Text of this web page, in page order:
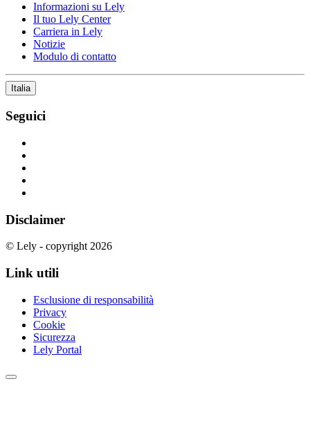
Informazioni su Lely
Il tuo Lely Center
Carriera in Lely
Notizie
Modulo di contatto
Italia
Seguici
Disclaimer
© Lely - copyright 2026
Link utili
Esclusione di responsabilità
Privacy
Cookie
Sicurezza
Lely Portal